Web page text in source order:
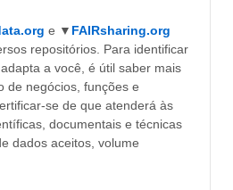
e ▼ FAIRsharing.org
repositórios. Para identificar
a você, é útil saber mais
de negócios, funções e
se de que atenderá às
documentais e técnicas
dados aceitos, volume